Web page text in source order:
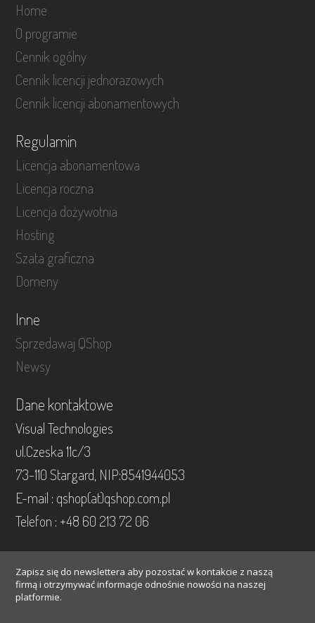
Home
O programie
Cennik ogólny
Cennik licencji jednorazowych
Cennik licencji abonamentowych
Regulamin
Licencja abonamentowa
Licencja roczna
Licencja dożywotnia
Hosting
Szata graficzna
Domeny
Inne
Sprzedawaj QShop
Newsy
Dane kontaktowe
Visual Technologies
ul.Czeska 11c/3
73-110 Stargard, NIP:8541944053
E-mail : qshop(at)qshop.com.pl
Telefon : +48 60 213 72 06
Zapisz się do newslettera aby pozostać w kontakcie z naszą
firmą i otrzymywać informacje odnośnie nowości na naszej
platformie.